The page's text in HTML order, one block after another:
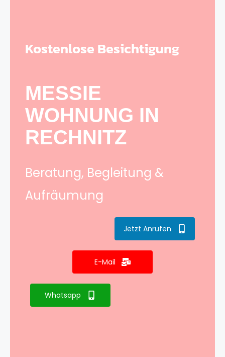
Kostenlose Besichtigung
MESSIE
WOHNUNG IN
RECHNITZ
Beratung, Begleitung &
Aufräumung
Jetzt Anrufen
E-Mail
Whatsapp